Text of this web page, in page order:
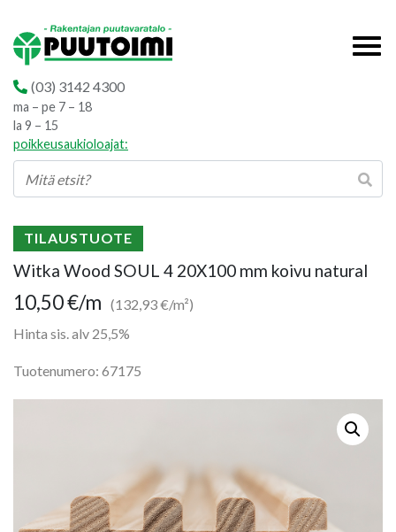
(03) 3142 4300
ma – pe 7 – 18
la 9 – 15
poikkeusaukioloajat:
TILAUSTUOTE
Witka Wood SOUL 4 20X100 mm koivu natural
10,50€/m (132,93 €/m²)
Hinta sis. alv 25,5%
Tuotenumero: 67175